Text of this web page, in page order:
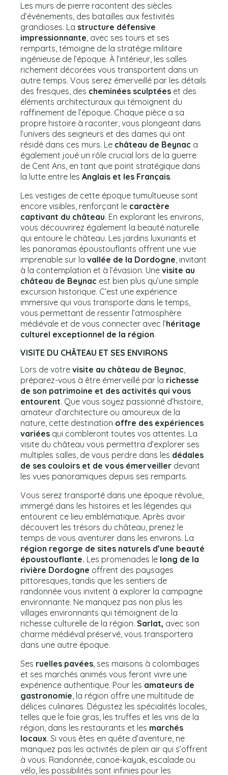
Les murs de pierre racontent des siècles
d’événements, des batailles aux festivités
grandioses. La structure défensive
impressionnante, avec ses tours et ses
remparts, témoigne de la stratégie militaire
ingénieuse de l’époque. À l’intérieur, les salles
richement décorées vous transportent dans un
autre temps. Vous serez émerveillé par les détails
des fresques, des cheminées sculptéeset des
éléments architecturaux qui témoignent du
raffinement de l’époque. Chaque pièce a sa
propre histoire à raconter, vous plongeant dans
l’univers des seigneurs et des dames qui ont
résidé dans ces murs. Le château de Beynac a
également joué un rôle crucial lors de la guerre
de Cent Ans, en tant que point stratégique dans
la lutte entre les Anglais et les Français.
Les vestiges de cette époque tumultueuse sont
encore visibles, renforçant le caractère
captivant du château. En explorant les environs,
vous découvrirez également la beauté naturelle
qui entoure le château. Les jardins luxuriants et
les panoramas époustouflants offrent une vue
imprenable sur la vallée de la Dordogne, invitant
à la contemplation et à l’évasion. Une visite au
château de Beynac est bien plus qu’une simple
excursion historique. C’est une expérience
immersive qui vous transporte dans le temps,
vous permettant de ressentir l’atmosphère
médiévale et de vous connecter avec l’héritage
culturel exceptionnel de la région.
VISITE DU CHÂTEAU ET SES ENVIRONS
Lors de votre visite au château de Beynac,
préparez-vous à être émerveillé par la richesse
de son patrimoine et des activités qui vous
entourent. Que vous soyez passionné d’histoire,
amateur d’architecture ou amoureux de la
nature, cette destination offre des expériences
variéesqui combleront toutes vos attentes. La
visite du château vous permettra d’explorer ses
multiples salles, de vous perdre dans les dédales
de ses couloirs et de vous émerveillerdevant
les vues panoramiques depuis ses remparts.
Vous serez transporté dans une époque révolue,
immergé dans les histoires et les légendes qui
entourent ce lieu emblématique. Après avoir
découvert les trésors du château, prenez le
temps de vous aventurer dans les environs. La
région regorge de sites naturels d’une beauté
époustouflante. Les promenades le long de la
rivière Dordogne offrent des paysages
pittoresques, tandis que les sentiers de
randonnée vous invitent à explorer la campagne
environnante. Ne manquez pas non plus les
villages environnants qui témoignent de la
richesse culturelle de la région. Sarlat, avec son
charme médiéval préservé, vous transportera
dans une autre époque.
Ses ruelles pavées, ses maisons à colombages
et ses marchés animés vous feront vivre une
expérience authentique. Pour les amateurs de
gastronomie, la région offre une multitude de
délices culinaires. Dégustez les spécialités locales,
telles que le foie gras, les truffes et les vins de la
région, dans les restaurants et les marchés
locaux. Si vous êtes en quête d’aventure, ne
manquez pas les activités de plein air qui s’offrent
à vous. Randonnée, canoë-kayak, escalade ou
vélo, les possibilités sont infinies pour les